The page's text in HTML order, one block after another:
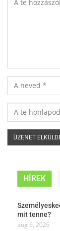
HÍREK
mit tenne?
aug 6, 2026